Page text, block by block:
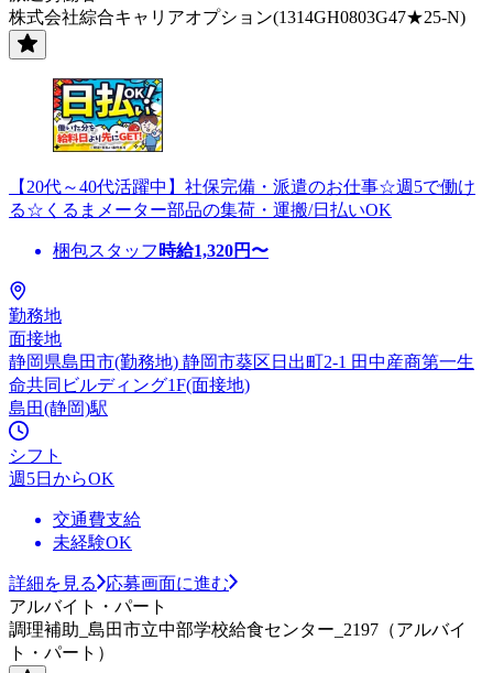
株式会社綜合キャリアオプション(1314GH0803G47★25-N)
【20代～40代活躍中】社保完備・派遣のお仕事☆週5で働け
る☆くるまメーター部品の集荷・運搬/日払いOK
梱包スタッフ 時給1,320円〜
勤務地
面接地
静岡県島田市(勤務地) 静岡市葵区日出町2-1 田中産商第一生
命共同ビルディング1F(面接地)
島田(静岡)駅
シフト
週5日からOK
交通費支給
未経験OK
詳細を見る
応募画面に進む
アルバイト・パート
調理補助_島田市立中部学校給食センター_2197（アルバイ
ト・パート）